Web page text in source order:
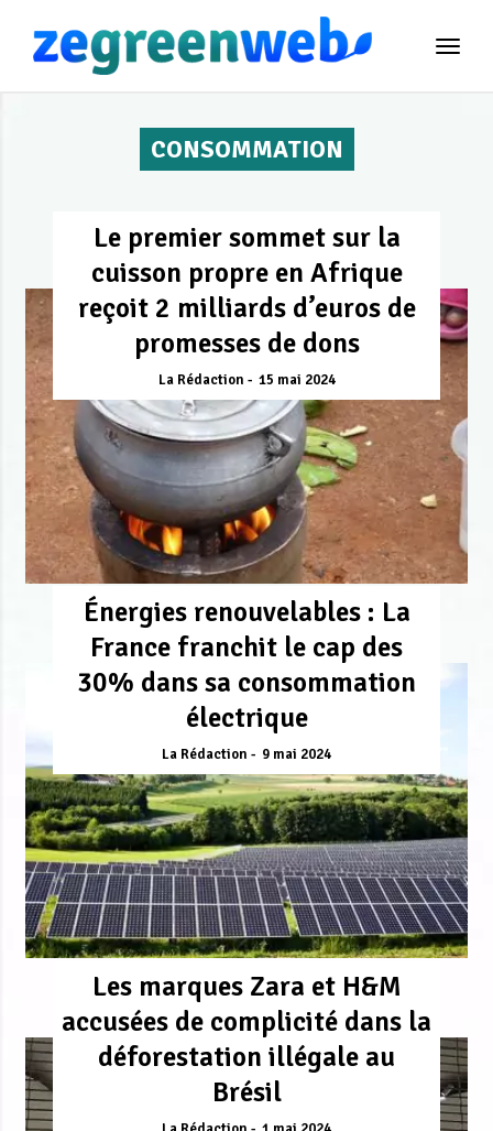
CONSOMMATION
Le premier sommet sur la
cuisson propre en Afrique
reçoit 2 milliards d’euros de
promesses de dons
La Rédaction 15 mai 2024
Énergies renouvelables : La
France franchit le cap des
30% dans sa consommation
électrique
La Rédaction 9 mai 2024
Les marques Zara et H&M
accusées de complicité dans la
déforestation illégale au
Brésil